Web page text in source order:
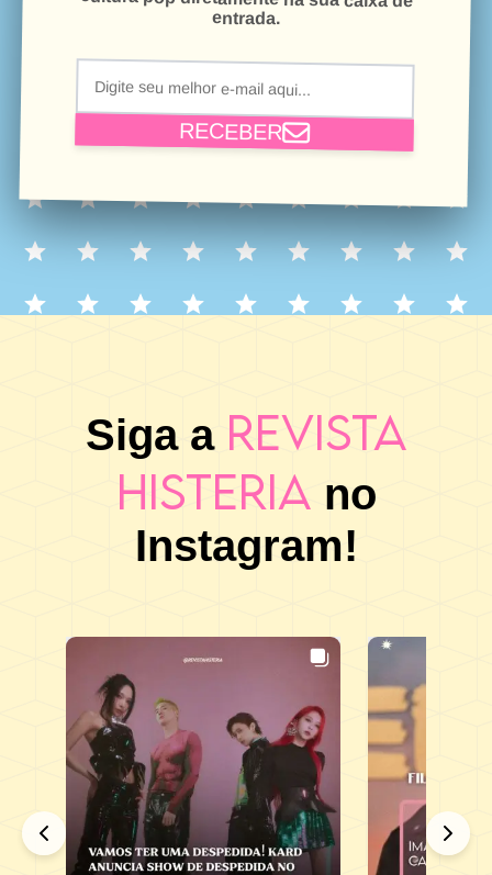
entrada.
RECEBER
Siga a Revista
Histeria no
Instagram!